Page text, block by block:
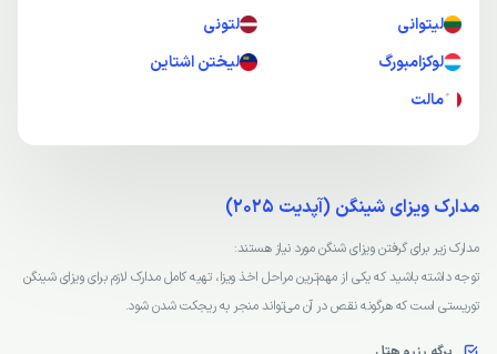
لیتوانی
لتونی
لوکزامبورگ
لیختن اشتاین
مالت
مدارک ویزای شینگن (آپدیت 2025)
مدارک زیر برای گرفتن ویزای شنگن مورد نیاز هستند:
توجه داشته باشید که یکی از مهم‌ترین مراحل اخذ ویزا، تهیه کامل مدارک لازم برای ویزای شینگن
توریستی است که هرگونه نقص در آن می‌تواند منجر به ریجکت شدن شود.